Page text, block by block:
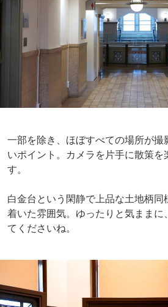
一部を除き、ほぼすべての場所が撮
いポイント。カメラを片手に散策を
す。
白金台という閑静で上品な土地柄同
着いた雰囲気。ゆったりと気ままに
てくださいね。